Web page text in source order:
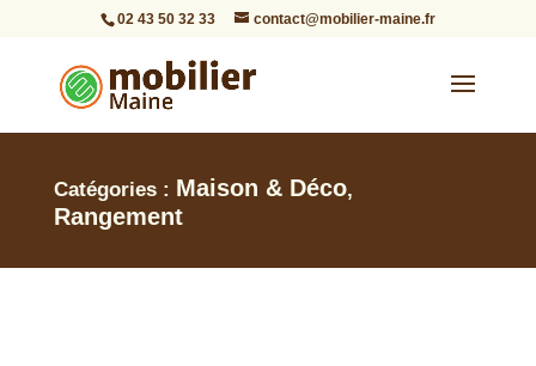
02 43 50 32 33 contact@mobilier-maine.fr
Catégories : Maison & Déco,
Rangement